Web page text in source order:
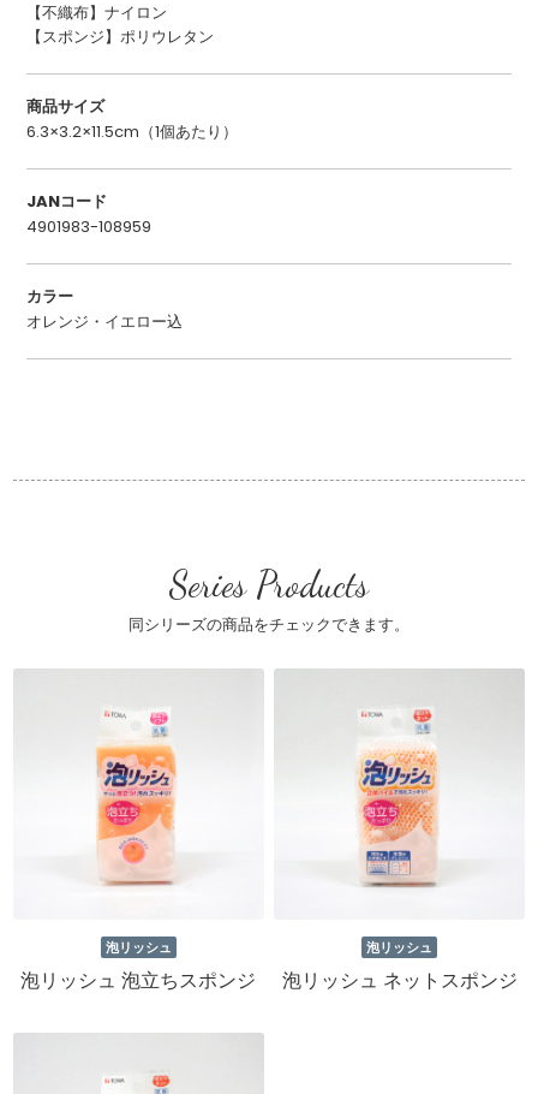
【不織布】ナイロン
【スポンジ】ポリウレタン
商品サイズ
6.3×3.2×11.5cm（1個あたり）
JANコード
4901983-108959
カラー
オレンジ・イエロー込
Series Products
同シリーズの商品をチェックできます。
泡リッシュ
泡リッシュ 泡立ちスポンジ
泡リッシュ
泡リッシュ ネットスポンジ